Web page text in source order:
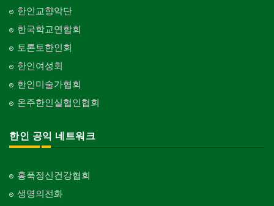
한인교향악단
한국학교연합회
토론토한인회
한인여성회
한인미술가협회
온주한인실협인협회
한인 공익 네트워크
홍푹정신건강협회
생명의전화